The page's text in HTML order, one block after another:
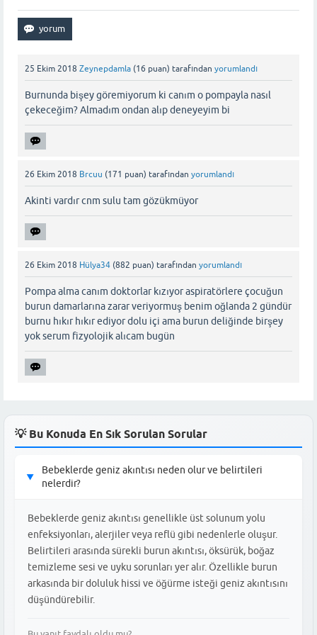
25 Ekim 2018 Zeynepdamla (16 puan) tarafından yorumlandı
Burnunda bişey göremiyorum ki canım o pompayla nasıl
çekeceğim? Almadım ondan alıp deneyeyim bi
26 Ekim 2018 Brcuu (171 puan) tarafından yorumlandı
Akinti vardır cnm sulu tam gözükmüyor
26 Ekim 2018 Hülya34 (882 puan) tarafından yorumlandı
Pompa alma canım doktorlar kızıyor aspiratörlere çocuğun
burun damarlarına zarar veriyormuş benim oğlanda 2 gündür
burnu hıkır hıkır ediyor dolu içi ama burun deliğinde birşey
yok serum fizyolojik alıcam bugün
💡 Bu Konuda En Sık Sorulan Sorular
▶
Bebeklerde geniz akıntısı neden olur ve belirtileri
nelerdir?
Bebeklerde geniz akıntısı genellikle üst solunum yolu
enfeksiyonları, alerjiler veya reflü gibi nedenlerle oluşur.
Belirtileri arasında sürekli burun akıntısı, öksürük, boğaz
temizleme sesi ve uyku sorunları yer alır. Özellikle burun
arkasında bir doluluk hissi ve öğürme isteği geniz akıntısını
düşündürebilir.